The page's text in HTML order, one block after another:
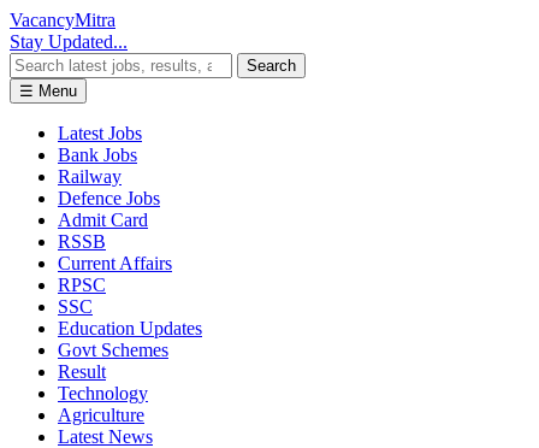
VacancyMitra
Stay Updated...
Search
☰ Menu
Latest Jobs
Bank Jobs
Railway
Defence Jobs
Admit Card
RSSB
Current Affairs
RPSC
SSC
Education Updates
Govt Schemes
Result
Technology
Agriculture
Latest News